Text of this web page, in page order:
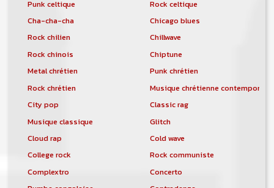
Punk celtique
Rock celtique
Cha-cha-cha
Chicago blues
Rock chilien
Chillwave
Rock chinois
Chiptune
Metal chrétien
Punk chrétien
Rock chrétien
Musique chrétienne
City pop
Classic rag
Musique classique
Glitch
Cloud rap
Cold wave
College rock
Rock communiste
Complextro
Concerto